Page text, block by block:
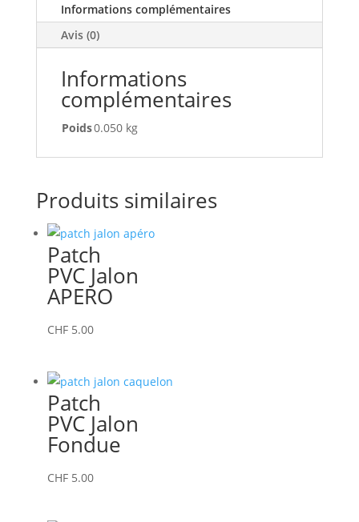
Informations complémentaires
Avis (0)
Informations
complémentaires
Poids0.050 kg
Produits similaires
Patch
PVC Jalon
APERO
CHF5.00
Patch
PVC Jalon
Fondue
CHF5.00